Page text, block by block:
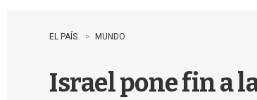
EL PAÍS MUNDO
Israel pone fin a